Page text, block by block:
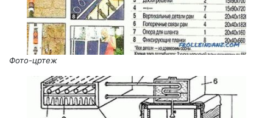
Фото-цртеж